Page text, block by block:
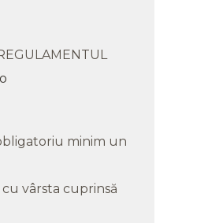
minim un
vârsta cuprinsă